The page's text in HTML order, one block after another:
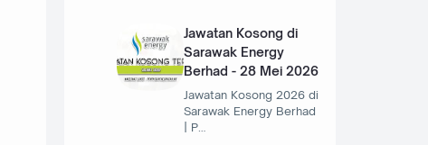
Jawatan Kosong di
Sarawak Energy
Berhad - 28 Mei 2026
Jawatan Kosong 2026 di
Sarawak Energy Berhad
| P…